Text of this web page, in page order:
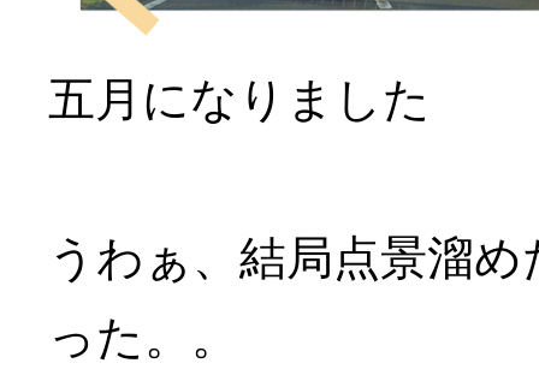
五月になりました
うわぁ、結局点景溜
った。。